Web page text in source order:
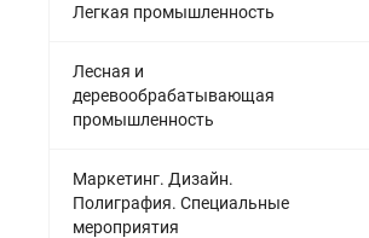
Легкая промышленность
Лесная и
деревообрабатывающая
промышленность
Маркетинг. Дизайн.
Полиграфия. Специальные
мероприятия